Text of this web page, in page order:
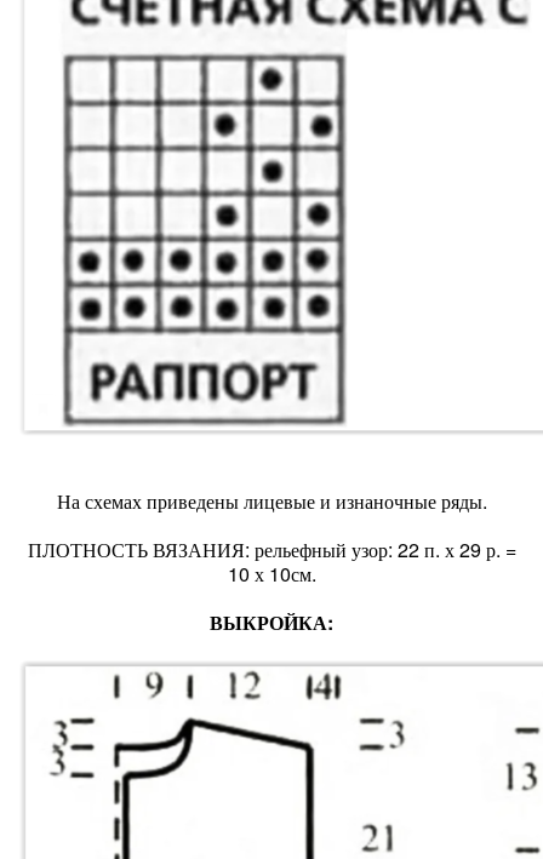
На схемах приведены лицевые и изнаночные ряды.
ПЛОТНОСТЬ ВЯЗАНИЯ: рельефный узор: 22 п. х 29 р. =
10 х 10см.
ВЫКРОЙКА: